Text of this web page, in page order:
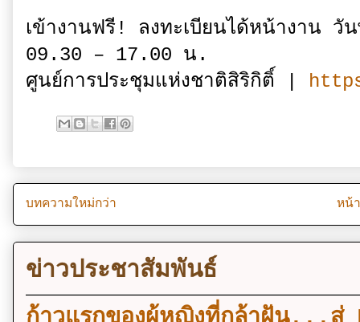
เข้างานฟรี! ลงทะเบียนได้หน้างาน
09.30 – 17.00 น.
ศูนย์การประชุมแห่งชาติสิริกิติ์ |
บทความใหม่กว่า หน้
ข่าวประชาสัมพันธ์